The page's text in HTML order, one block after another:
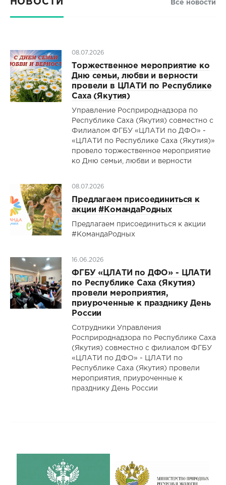
Все новости
08.07.2026
Торжественное мероприятие ко
Дню семьи, любви и верности
провели в ЦЛАТИ по Республике
Саха (Якутия)
Управление Росприроднадзора по
Республике Саха (Якутия) совместно с
Филиалом ФГБУ «ЦЛАТИ по ДФО» -
«ЦЛАТИ по Республике Саха (Якутия)»
провело торжественное мероприятие
ко Дню семьи, любви и верности
08.07.2026
Предлагаем присоединиться к
акции #КомандаРодных
Предлагаем присоединиться к акции
#КомандаРодных
16.06.2026
ФГБУ «ЦЛАТИ по ДФО» - ЦЛАТИ
по Республике Саха (Якутия)
провели мероприятия,
приуроченные к празднику День
России
Сотрудники Управления
Росприроднадзора по Республике Саха
(Якутия) совместно с филиалом ФГБУ
«ЦЛАТИ по ДФО» - ЦЛАТИ по
Республике Саха (Якутия) провели
мероприятия, приуроченные к
празднику День России